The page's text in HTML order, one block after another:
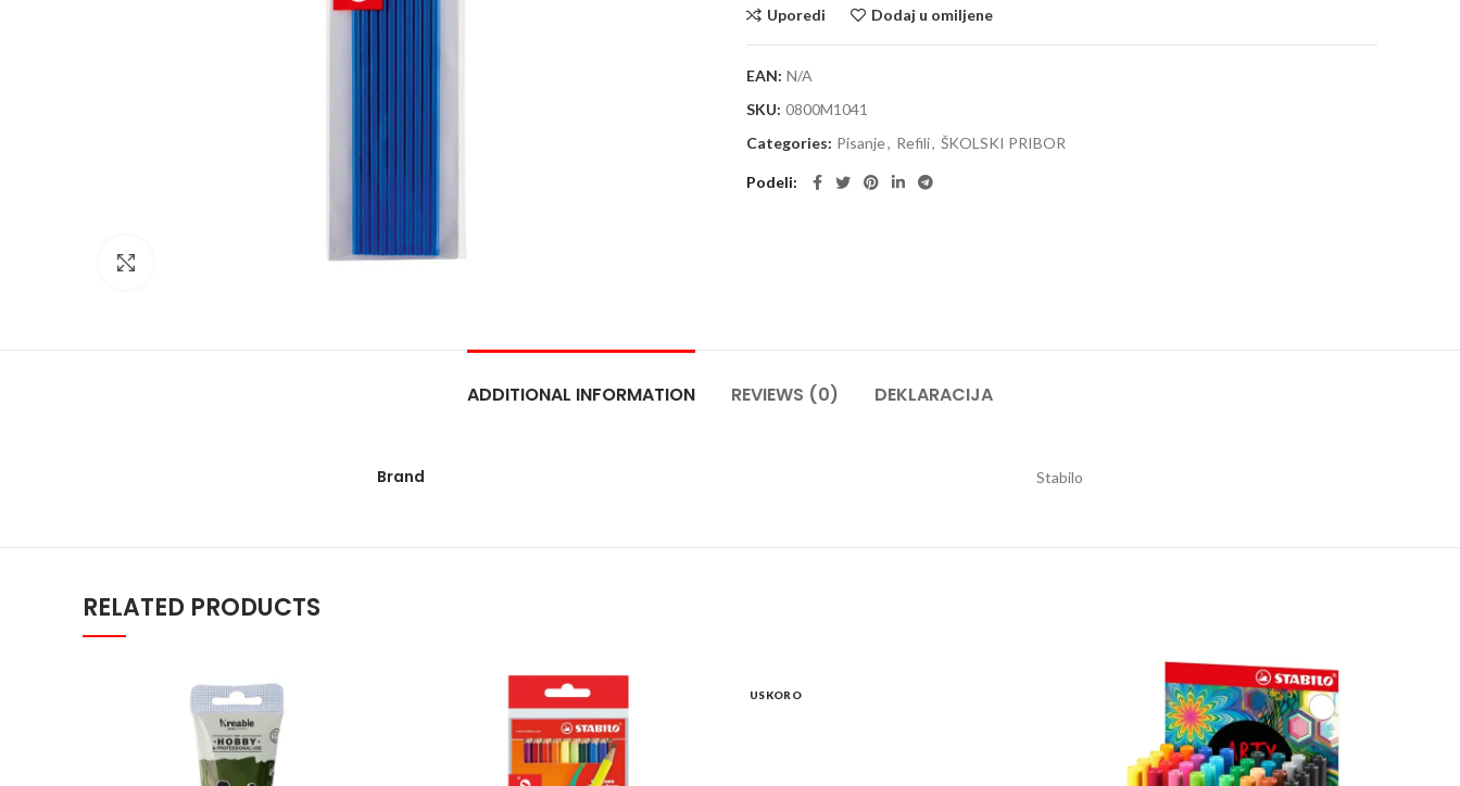
Uporedi Dodaj u omiljene
EAN: N/A
SKU: 0800M1041
Categories: Pisanje, Refili, ŠKOLSKI PRIBOR
Podeli
ADDITIONAL INFORMATION REVIEWS (0) DEKLARACIJA
Brand Stabilo
RELATED PRODUCTS
Kreable Maslinasto zelena mat akrilna boja u tubi 75 ml quantityBojice STABILO color + GRATIS olovka i gumica eko pak. quantity
USKORO
Drvena akvarel bojica STABILO All crna quantity